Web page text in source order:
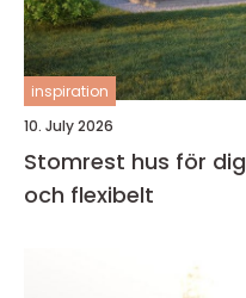
inspiration
10. July 2026
Stomrest hus för
och flexibelt